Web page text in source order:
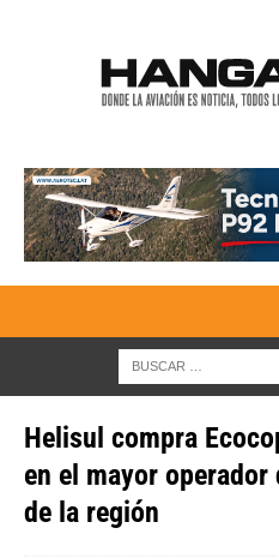
Helisul compra
en el mayor
de la región